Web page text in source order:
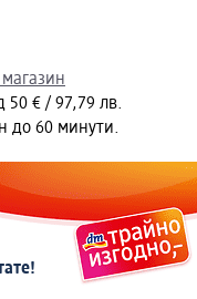
50 € / 97,79 лв.
до 60 минути.